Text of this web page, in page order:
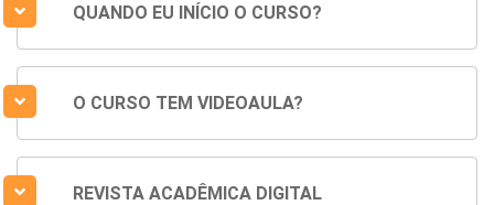
QUANDO EU INÍCIO O CURSO?
O CURSO TEM VIDEOAULA?
REVISTA ACADÊMICA DIGITAL